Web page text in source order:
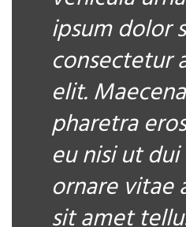
ipsum dolor
consectetur
elit.
pharetra
eu nisi ut
ornare vitae
sit amet